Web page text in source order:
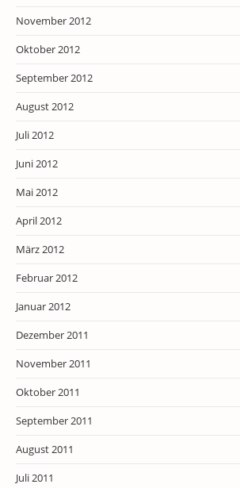
November 2012
Oktober 2012
September 2012
August 2012
Juli 2012
Juni 2012
Mai 2012
April 2012
März 2012
Februar 2012
Januar 2012
Dezember 2011
November 2011
Oktober 2011
September 2011
August 2011
Juli 2011